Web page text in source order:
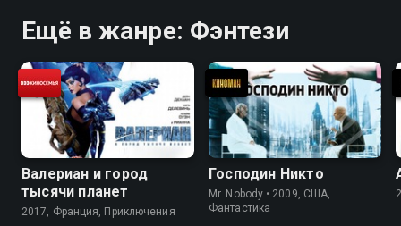
Ещё в жанре: Фэнтези
Валериан и город
тысячи планет
2017, Франция, Приключения
Господин Никто
Mr. Nobody • 2009, США,
Фантастика